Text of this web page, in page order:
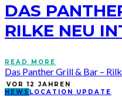
DAS
RILKE NEU
READ MORE
Das Panther Grill & Bar –
VOR 12 JAHREN
NEWS LOCATION UPDATE